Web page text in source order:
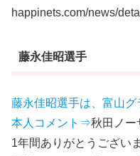
happinets.com/news/
藤永佳昭選手
藤永佳昭選手は、富山
本人コメント⇒秋田ノー
1年間ありがとうござい